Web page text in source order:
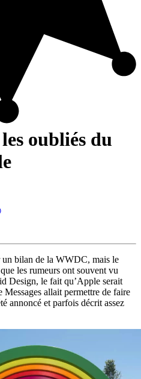
oubliés du
bilan de la WWDC, mais le
les rumeurs ont souvent vu
Design, le fait qu’Apple serait
allait permettre de faire
annoncé et parfois décrit assez